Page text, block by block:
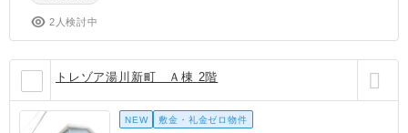
2人検討中
トレゾア湯川新町 Ａ棟 2階
NEW 敷金・礼金ゼロ物件